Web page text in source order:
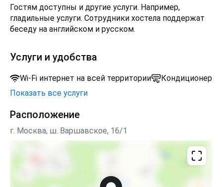
Гостям доступны и другие услуги. Например,
гладильные услуги. Сотрудники хостела поддержат
беседу на английском и русском.
Услуги и удобства
Wi-Fi интернет на всей территории
Кондиционер
Показать все услуги
Расположение
г. Москва, ш. Варшавское, 16/1